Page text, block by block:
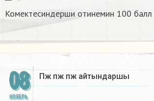
Комектесиндерши отинемин 100
08
НОЯБРЬ
Пж пж пж айтындаршы​